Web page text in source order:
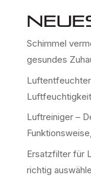
Schimmel
gesundes
Luftreiniger –
Ersatzfilter für
richtig